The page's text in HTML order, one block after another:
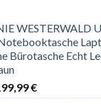
WESTERWALD
Bürotasche Echt
€Aktueller